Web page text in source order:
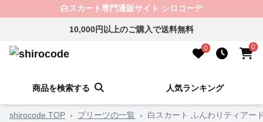
白スカート専門通販サイト シロコーデ
10,000円以上のご購入で送料無料
0 0
商品を検索する 人気ランキング
shirocode TOP › プリーツの一覧 › 白スカート ふんわりティアー